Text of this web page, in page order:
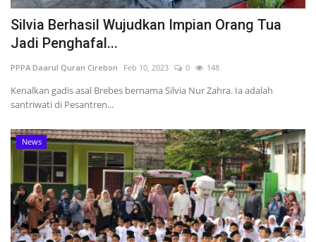
Silvia Berhasil Wujudkan Impian Orang Tua
Jadi Penghafal...
PPPA Daarul Quran Cirebon Feb 10, 2023 0 148
Kenalkan gadis asal Brebes bernama Silvia Nur Zahra. Ia adalah
santriwati di Pesantren...
News